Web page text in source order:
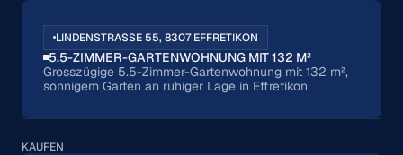
LINDENSTRASSE 55, 8307 EFFRETIKON
5.5-ZIMMER-GARTENWOHNUNG MIT 132 M²
Grosszügige 5.5-Zimmer-Gartenwohnung mit 132 m²,
sonnigem Garten an ruhiger Lage in Effretikon
KAUFEN